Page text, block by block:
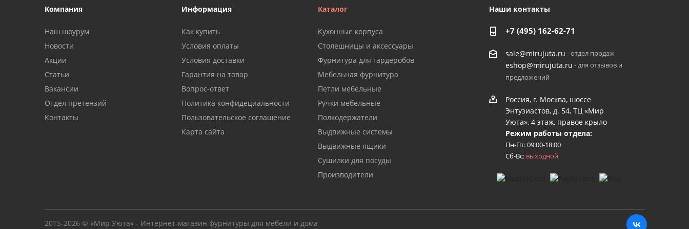
Компания
Наш шоурум
Новости
Акции
Статьи
Вакансии
Отдел претензий
Контакты
Информация
Как купить
Условия оплаты
Условия доставки
Гарантия на товар
Вопрос-ответ
Политика конфидециальности
Пользовательское соглашение
Карта сайта
Каталог
Кухонные корпуса
Столешницы и аксессуары
Фурнитура для гардеробов
Мебельная фурнитура
Петли мебельные
Ручки мебельные
Полкодержатели
Выдвижные системы
Выдвижные ящики
Сушилки для посуды
Производители
Наши контакты
+7 (495) 162-62-71
sale@mirujuta.ru - отдел продаж
eshop@mirujuta.ru - для отзывов и
предложений
Россия, г. Москва, шоссе
Энтузиастов, д. 54, ТЦ «Мир
Уюта», 4 этаж, правое крыло
Режим работы отдела:
Пн-Пт: 09:00-18:00
Сб-Вс: выходной
2015-2026 © «Мир Уюта» - Интернет-магазин фурнитуры для мебели и дома